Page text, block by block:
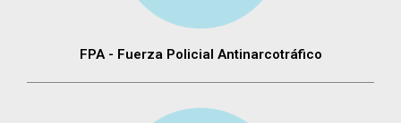
FPA - Fuerza Policial Antinarcotráfico